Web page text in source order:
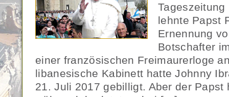
lehnte Papst
Ernennung
Botschafter
einer französischen Freimaurerloge
libanesische Kabinett hatte Johnny
21. Juli 2017 gebilligt. Aber der Papst